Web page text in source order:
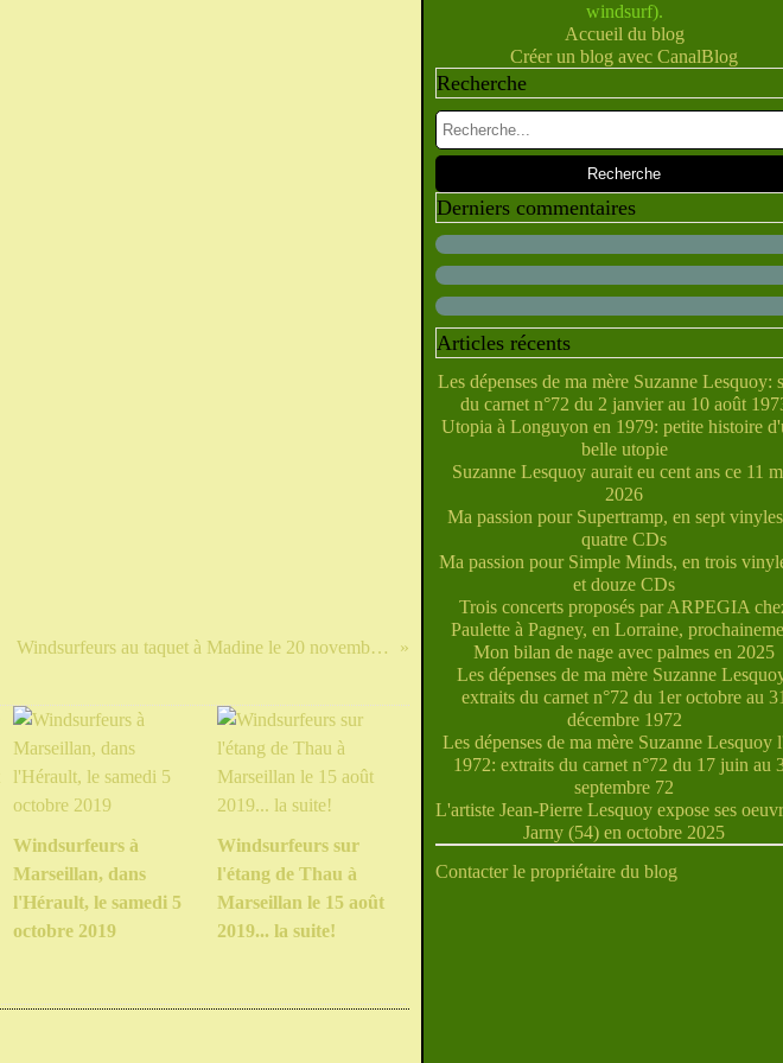
Windsurfeurs au taquet à Madine le 20 novembre : dernières photos
Windsurfeurs à
Marseillan, dans
l'Hérault, le samedi 5
octobre 2019
Windsurfeurs sur
l'étang de Thau à
Marseillan le 15 août
2019... la suite!
Février(10)
Janvier(14)
Mars(9)
Février(10)
Janvier(10)
Avril(5)
Mars(5)
Février(7)
Mai(10)
Avril(5)
Mars(6)
Janvier(6)
Juin(28)
Mai(28)
Avril(21)
Février(31)
Juillet(40)
Juin(27)
Mai(31)
Mars(38)
Janvier(35)
windsurf).
Accueil du blog
Créer un blog avec CanalBlog
Recherche
Derniers commentaires
Articles récents
Les dépenses de ma mère Suzanne Lesquoy:
du carnet n°72 du 2 janvier au 10 août
Utopia à Longuyon en 1979: petite histoire
belle utopie
Suzanne Lesquoy aurait eu cent ans ce 11
2026
Ma passion pour Supertramp, en sept
quatre CDs
Ma passion pour Simple Minds, en trois
et douze CDs
Trois concerts proposés par ARPEGIA
Paulette à Pagney, en Lorraine,
Mon bilan de nage avec palmes en 2025
Les dépenses de ma mère Suzanne
extraits du carnet n°72 du 1er octobre au
décembre 1972
Les dépenses de ma mère Suzanne Lesquoy
1972: extraits du carnet n°72 du 17 juin au
septembre 72
L'artiste Jean-Pierre Lesquoy expose ses
Jarny (54) en octobre 2025
Contacter le propriétaire du blog